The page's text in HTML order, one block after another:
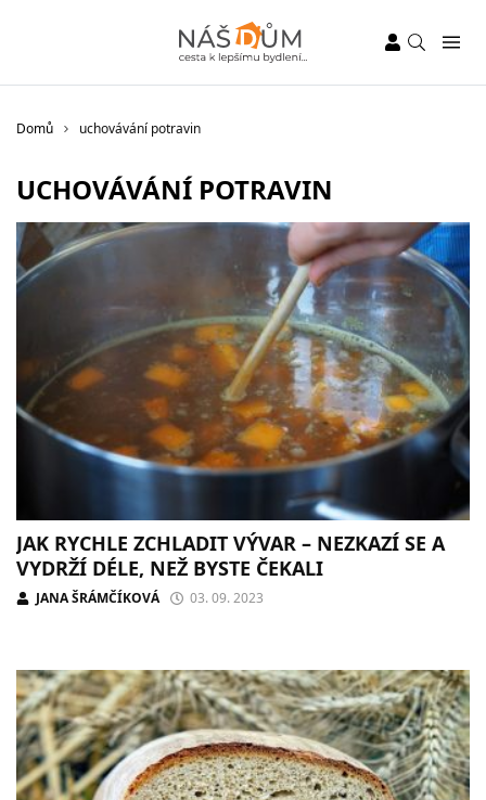
Domů uchovávání potravin
UCHOVÁVÁNÍ POTRAVIN
JAK RYCHLE ZCHLADIT VÝVAR – NEZKAZÍ SE A
VYDRŽÍ DÉLE, NEŽ BYSTE ČEKALI
JANA ŠRÁMČÍKOVÁ 03. 09. 2023